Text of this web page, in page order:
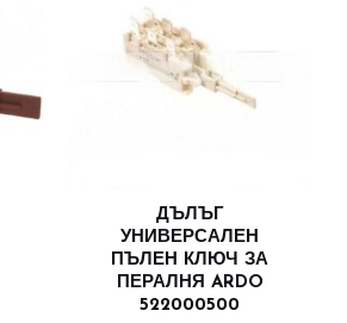
ДЪЛЪГ
УНИВЕРСАЛЕН
ПЪЛЕН КЛЮЧ ЗА
ПЕРАЛНЯ ARDO
522000500